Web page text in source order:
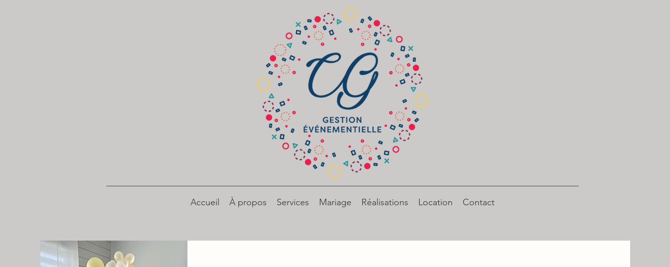
Accueil À propos Services Mariage Réalisations Location Contact